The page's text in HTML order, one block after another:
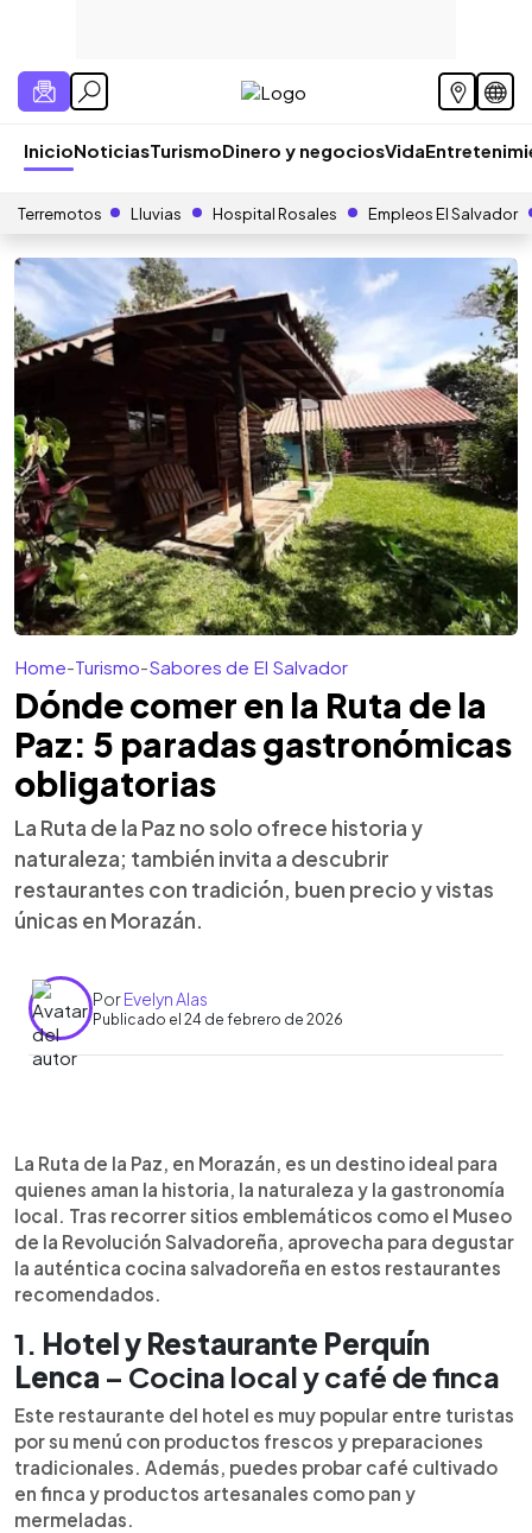
InicioNoticiasTurismoDinero y negociosVida
Terremotos Lluvias Hospital Rosales Empleos El Salvador
Home-Turismo-Sabores de El Salvador
Dónde comer en la Ruta de la
Paz: 5 paradas gastronómicas
obligatorias
La Ruta de la Paz no solo ofrece historia y
naturaleza; también invita a descubrir
restaurantes con tradición, buen precio y vistas
únicas en Morazán.
PorEvelyn Alas
Publicado el 24 de febrero de 2026
Escuchar artículo
Recorrer la Ruta de la Paz, en Morazán, es una
experiencia que combina memoria histórica,
paisajes montañosos y cultura viva. Pero el viaje
no está completo sin disfrutar de su gastronomía.
A lo largo de Perquín y Arambala, distintos
restaurantes ofrecen desde comida típica
ingredientes locales. Pupusas, carnes a la parrilla,
sopas tradicionales y café de finca forman parte
del menú que acompaña al visitante. Además de
buen sabor, estos espacios brindan ambientes
acogedores, precios accesibles y vistas
privilegiadas, convirtiéndose en paradas ideales
para complementar cualquier recorrido turístico.
La Ruta de la Paz, en Morazán, es un destino ideal para
quienes aman la historia, la naturaleza y la gastronomía
local. Tras recorrer sitios emblemáticos como el Museo
de la Revolución Salvadoreña, aprovecha para degustar
la auténtica cocina salvadoreña en estos restaurantes
recomendados.
1. Hotel y Restaurante Perquín
Lenca – Cocina local y café de finca
Este restaurante del hotel es muy popular entre turistas
por su menú con productos frescos y preparaciones
tradicionales. Además, puedes probar café cultivado
en finca y productos artesanales como pan y
mermeladas.